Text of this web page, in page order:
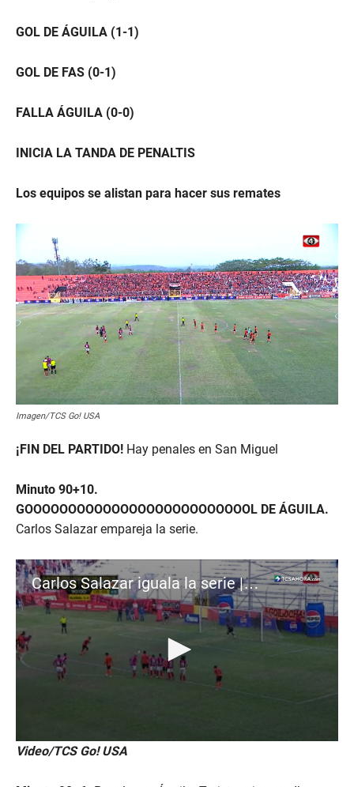
GOL DE ÁGUILA (1-1)
GOL DE FAS (0-1)
FALLA ÁGUILA (0-0)
INICIA LA TANDA DE PENALTIS
Los equipos se alistan para hacer sus remates
Imagen/TCS Go! USA
¡FIN DEL PARTIDO! Hay penales en San Miguel
Minuto 90+10.
GOOOOOOOOOOOOOOOOOOOOOOOOOOL DE ÁGUILA.
Carlos Salazar empareja la serie.
Carlos Salazar iguala la serie | Águila 3-1 FAS
0
s
Video/TCS Go! USA